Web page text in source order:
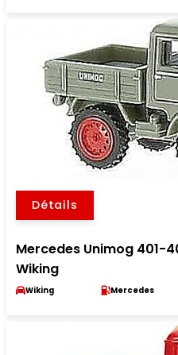
Détails
Mercedes Unimog 401-
Wiking
Wiking Mercedes